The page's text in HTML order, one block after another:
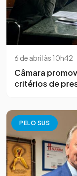
6 de abril às 10h42
Câmara
critérios de
PELO SUS